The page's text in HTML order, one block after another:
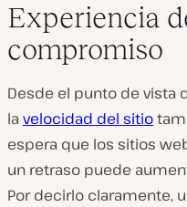
Experiencia
compromiso
Desde el punto de vista
la velocidad del sitio
espera que los sitios
un retraso puede
Por decirlo claramente,